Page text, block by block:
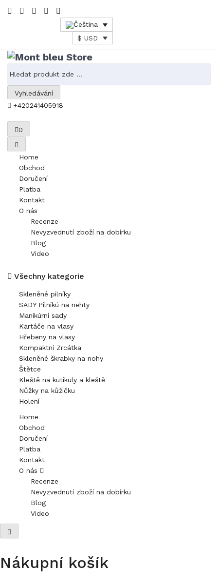
$ USD
Vyhledávání
+420241405918
0
Home
Obchod
Doručení
Platba
Kontakt
O nás
Recenze
Nevyzvednutí zboží na dobírku
Blog
Video
Všechny kategorie
Skleněné pilníky
SADY Pilníkú na nehty
Manikúrní sady
Kartáče na vlasy
Hřebeny na vlasy
Kompaktní Zrcátka
Skleněné škrabky na nohy
Štětce
Kleště na kutikuly a kleště
Nůžky na kůžičku
Holení
Home
Obchod
Doručení
Platba
Kontakt
O nás
Recenze
Nevyzvednutí zboží na dobírku
Blog
Video
Nákupní košík